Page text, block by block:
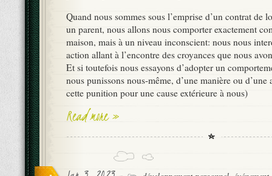
Quand nous sommes sous l’emprise d’un contrat de
un parent, nous allons nous comporter exactement
maison, mais à un niveau inconscient: nous nous
action allant à l’encontre des croyances que nous
Et si toutefois nous essayons d’adopter un
nous punissons nous-même, d’une manière ou d’une
cette punition pour une cause extérieure à nous)
Read more »